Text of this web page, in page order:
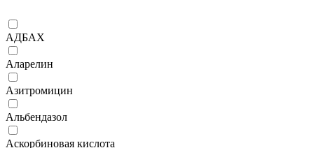
АДБАХ
Аларелин
Азитромицин
Альбендазол
Аскорбиновая кислота